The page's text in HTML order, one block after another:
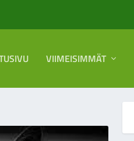
VIIMEISIMMÄT